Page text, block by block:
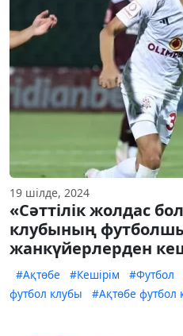
19 шілде, 2024
«Сәттілік жолдас
клубының
жанкүйерлерден
#Ақтөбе #Кешірім #Футбол
футбол клубы
#Ақтөбе футбол